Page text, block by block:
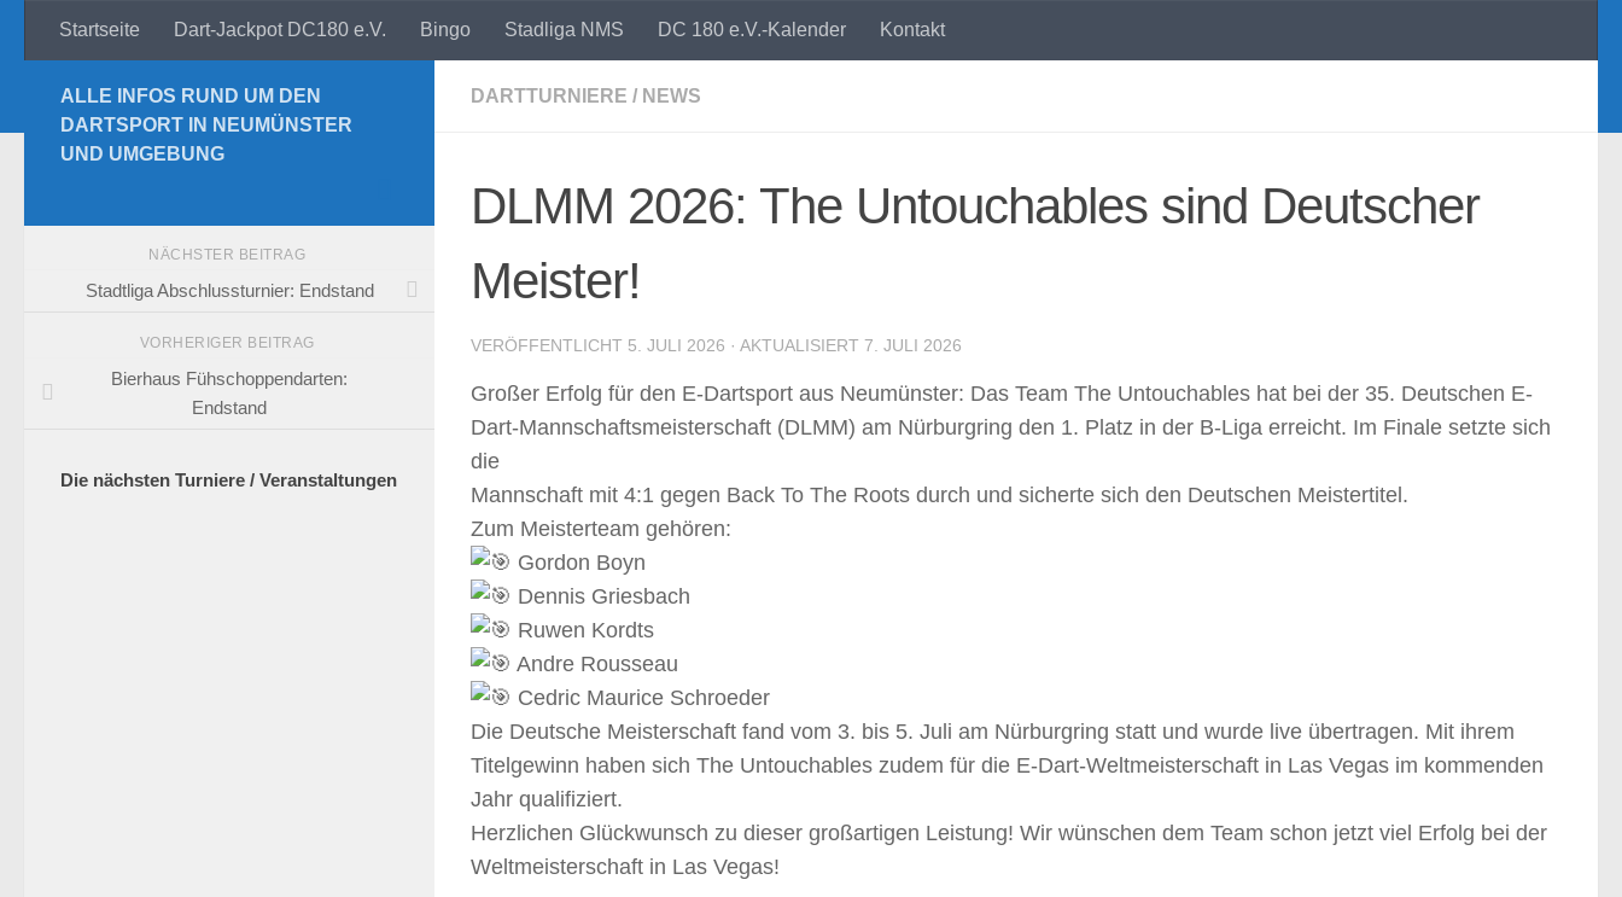
Zum Inhalt springen
Startseite Dart-Jackpot DC180 e.V. Bingo Stadliga NMS DC 180 e.V.-Kalender Kontakt
DARTTURNIERE / NEWS
DLMM 2026: The Untouchables sind Deutscher
Meister!
VERÖFFENTLICHT 5. JULI 2026 · AKTUALISIERT 7. JULI 2026
Großer Erfolg für den E-Dartsport aus Neumünster: Das Team The Untouchables hat bei der 35. Deutschen E-
Dart-Mannschaftsmeisterschaft (DLMM) am Nürburgring den 1. Platz in der B-Liga erreicht. Im Finale setzte sich
die
Mannschaft mit 4:1 gegen Back To The Roots durch und sicherte sich den Deutschen Meistertitel.
Zum Meisterteam gehören:
Gordon Boyn
Dennis Griesbach
Ruwen Kordts
Andre Rousseau
Cedric Maurice Schroeder
Die Deutsche Meisterschaft fand vom 3. bis 5. Juli am Nürburgring statt und wurde live übertragen. Mit ihrem
Titelgewinn haben sich The Untouchables zudem für die E-Dart-Weltmeisterschaft in Las Vegas im kommenden
Jahr qualifiziert.
Herzlichen Glückwunsch zu dieser großartigen Leistung! Wir wünschen dem Team schon jetzt viel Erfolg bei der
Weltmeisterschaft in Las Vegas!
ALLE INFOS RUND UM DEN
DARTSPORT IN NEUMÜNSTER
UND UMGEBUNG
NÄCHSTER BEITRAG
Stadtliga Abschlussturnier: Endstand
VORHERIGER BEITRAG
Bierhaus Fühschoppendarten:
Endstand
Die nächsten Turniere / Veranstaltungen